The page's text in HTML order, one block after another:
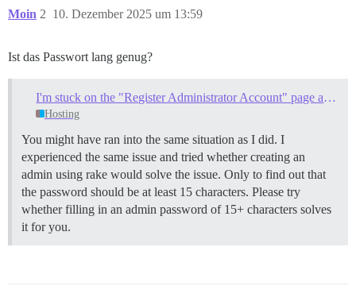
Moin 10. Dezember 2025 um 13:59
2
Ist das Passwort lang genug?
I'm stuck on the "Register Administrator Account" page and can't register
Hosting
You might have ran into the same situation as I did. I
experienced the same issue and tried whether creating an
admin using rake would solve the issue. Only to find out that
the password should be at least 15 characters. Please try
whether filling in an admin password of 15+ characters solves
it for you.